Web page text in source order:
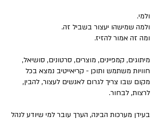
ולמי.
ולמה שמישהו יעצור בשביל זה.
ומה זה אמור להזיז.
מיתוגים, קמפיינים, מוצרים, סרטונים, סושיאל,
חוויות משתמש ותוכן - קריאייטיב נמצא בכל
מקום שבו צריך לגרום לאנשים לעצור, להבין,
לרצות, לבחור.
בעידן מערכות הבינה, הערך עובר למי שיודע לנהל